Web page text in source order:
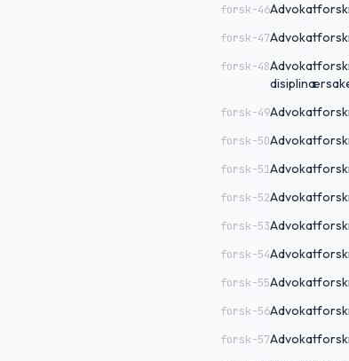
forsk-46
forsk-47
forsk-48
forsk-49
forsk-50
forsk-51
forsk-52
forsk-53
forsk-54
forsk-55
forsk-56
forsk-57